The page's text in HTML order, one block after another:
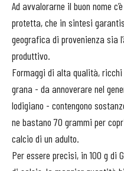
Ad avvalorarne il buon nome
protetta, che in sintesi
geografica di provenienza sia
produttivo.
Formaggi di alta qualità,
grana - da annoverare nel
lodigiano - contengono
ne bastano 70 grammi per
calcio di un adulto.
Per essere precisi, in 100 g di